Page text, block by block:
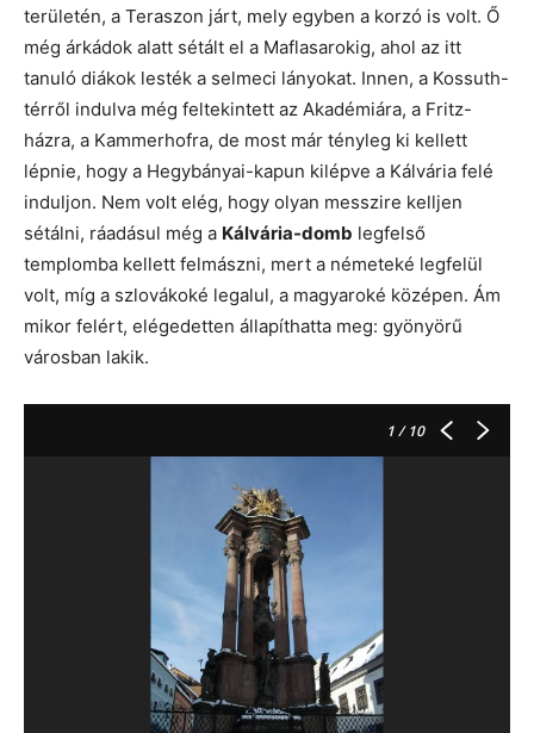
területén, a Teraszon járt, mely egyben a korzó is volt. Ő
még árkádok alatt sétált el a Maflasarokig, ahol az itt
tanuló diákok lesték a selmeci lányokat. Innen, a Kossuth-
térről indulva még feltekintett az Akadémiára, a Fritz-
házra, a Kammerhofra, de most már tényleg ki kellett
lépnie, hogy a Hegybányai-kapun kilépve a Kálvária felé
induljon. Nem volt elég, hogy olyan messzire kelljen
sétálni, ráadásul még a Kálvária-domb legfelső
templomba kellett felmászni, mert a németeké legfelül
volt, míg a szlovákoké legalul, a magyaroké középen. Ám
mikor felért, elégedetten állapíthatta meg: gyönyörű
városban lakik.
1/ 10